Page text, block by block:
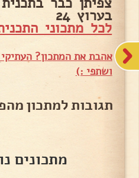
בערוץ 24
לכל מתכוני
אהבת את המתכון?
ושתפי :)
תגובות למתכון
מתכונים